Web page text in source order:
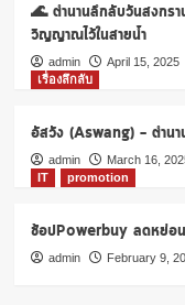
Shopee
🌊 ตำนานลึกลับวันสงกรา
วิญญาณไว้ในสายน้ำ
admin April 15, 2025
เรื่องลึกลับ
อัสวัง (Aswang) – ตำน
admin March 16,
IT
promotion
ช้อปPowerbuy ลดหย่อ
admin February 9,